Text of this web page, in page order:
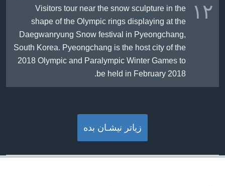
١٢ Visitors tour near the snow sculpture in the
shape of the Olympic rings displaying at the
Daegwanryung Snow festival in Pyeongchang,
South Korea. Pyeongchang is the host city of the
2018 Olympic and Paralympic Winter Games to
be held in February 2018.
زیاتر نیشـان بده‌